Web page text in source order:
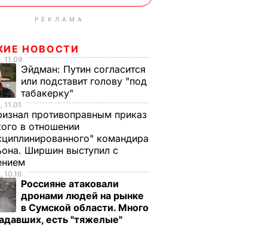
РЕКЛАМА
НОВОСТИ
11.09
Эйдман: Путин согласится
или подставит голову "под
табакерку"
11.01
противоправным приказ
в отношении
командира
Ширшин выступил с
10.16
Россияне атаковали
дронами людей на рынке
в Сумской области. Много
есть "тяжелые"